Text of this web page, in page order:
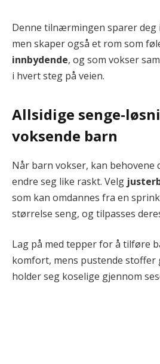
Denne tilnærmingen sparer deg
men skaper også et rom som
innbydende, og som vokser
i hvert steg på veien.
Allsidige senge-
voksende barn
Når barn vokser, kan behovene
endre seg like raskt. Velg
som kan omdannes fra en
størrelse seng, og tilpasses
Lag på med tepper for å tilføre
komfort, mens pustende stoffer
holder seg koselige gjennom